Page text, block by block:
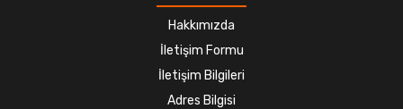
Hakkımızda
İletişim Formu
İletişim Bilgileri
Adres Bilgisi